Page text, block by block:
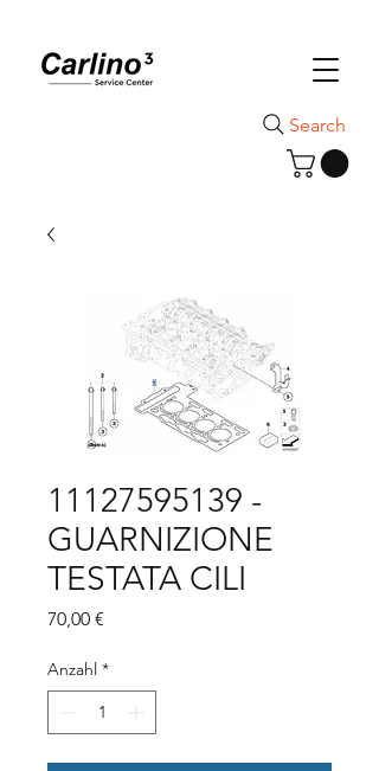
Search
11127595139 -
GUARNIZIONE
TESTATA CILI
70,00 €
Anzahl *